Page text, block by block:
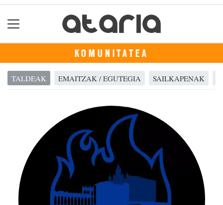
KOMUNITATEA
TALDEAK EMAITZAK / EGUTEGIA SAILKAPENAK